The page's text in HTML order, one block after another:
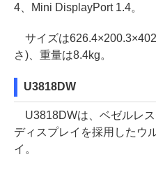
4、Mini DisplayPort 1.4。
サイズは
さ)、重量は8.4kg。
U3818DW
U3818DWは、ベゼルレス
ディスプレイを採用したウ
イ。